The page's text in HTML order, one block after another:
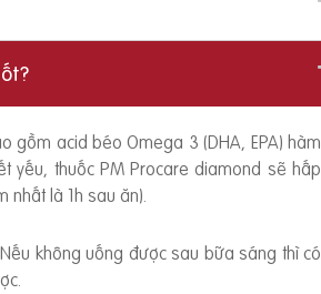
gồm acid béo Omega 3 (DHA, EPA) hàm
yếu, thuốc PM Procare diamond sẽ hấp
nhất là 1h sau ăn).
không uống được sau bữa sáng thì có